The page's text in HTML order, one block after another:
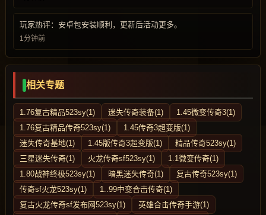
玩家热评：安卓包安装顺利，更新后活动更多。
1分钟前
相关专题
1.76复古精品523sy(1) 迷失传奇装备(1)
1.45微变传奇3(1)
1.76复古精品传奇523sy(1)
1.45传奇3超变版(1)
迷失传奇基地(1)
1.45版传奇3超变版(1)
精品传奇523sy(1)
三星迷失传奇(1)
火龙传奇sf523sy(1)
1.1微变传奇(1)
1.80战神终极523sy(1)
暗黑迷失传奇(1)
复古传奇523sy(1)
传奇sf火龙523sy(1)
1..99中变合击传奇(1)
复古火龙传奇sf发布网523sy(1)
英雄合击传奇手游(1)